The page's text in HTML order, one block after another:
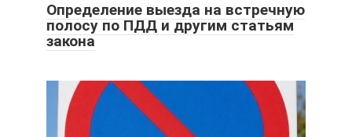
Определение выезда на встречную
полосу по ПДД и другим статьям
закона